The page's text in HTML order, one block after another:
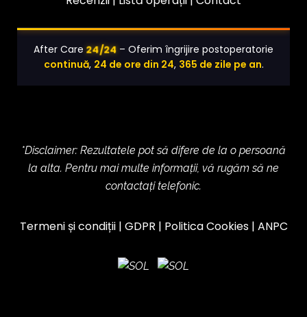
After Care 24/24 – Oferim îngrijire postoperatorie
continuă, 24 de ore din 24, 365 de zile pe an.
*Disclaimer: Rezultatele pot să difere de la o persoană
la alta. Pentru mai multe informații, vă rugăm să ne
contactați telefonic.
Termeni și condiții| GDPR | Politica Cookies| ANPC